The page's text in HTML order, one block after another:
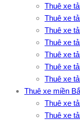
Thuê xe
Thuê xe
Thuê xe
Thuê xe
Thuê xe
Thuê xe
Thuê xe
Thuê xe miền
Thuê xe
Thuê xe